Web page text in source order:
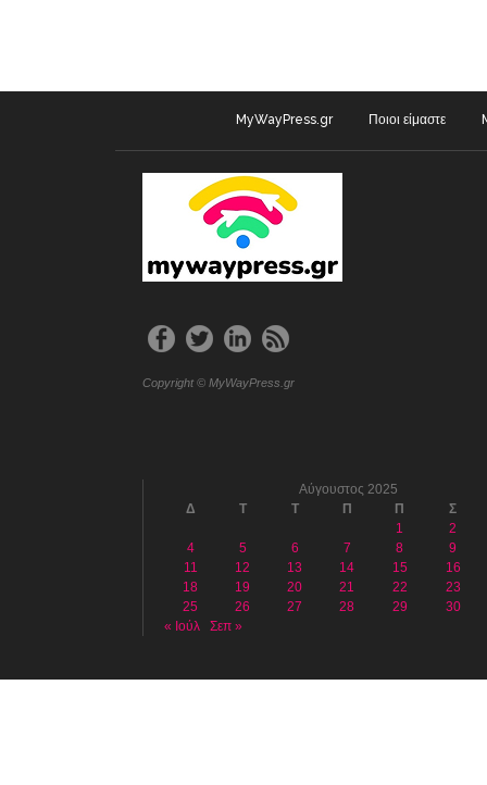
MyWayPress.gr Ποιοι είμαστε
Copyright © MyWayPress.gr
Αύγουστος 2025
Δ
Τ Τ Π Π
Σ
1
2
4
5 6 7 8
9
11
12 13 14 15
16
18
19 20 21 22
23
25
26 27 28 29
30
« Ιούλ
Σεπ »